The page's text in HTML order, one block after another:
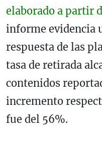
elaborado a partir
informe evidencia
respuesta de las
tasa de retirada
contenidos
incremento
fue del 56%.